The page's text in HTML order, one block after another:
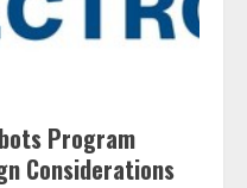
Program
Considerations